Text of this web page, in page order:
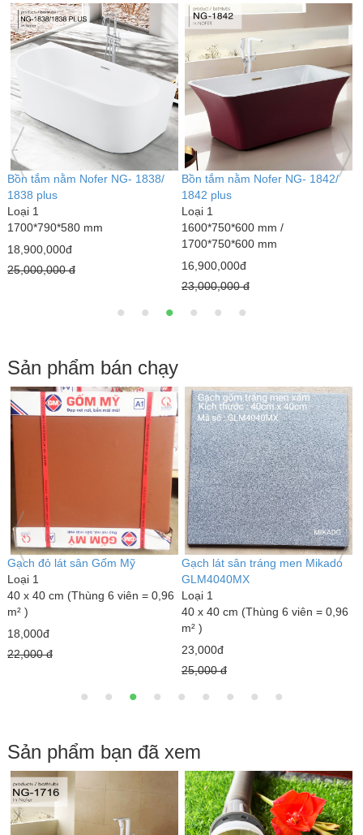
Bồn tắm nằm Nofer NG- 1838/
1838 plus
Loại 1
1700*790*580 mm
18,900,000đ
25,000,000 đ
Bồn tắm nằm Nofer NG- 1842/
1842 plus
Loại 1
1600*750*600 mm /
1700*750*600 mm
16,900,000đ
23,000,000 đ
Sản phẩm bán chạy
Gạch đỏ lát sân Gốm Mỹ
Loại 1
40 x 40 cm (Thùng 6 viên = 0,96
m² )
18,000đ
22,000 đ
Gạch lát sân tráng men Mikado
GLM4040MX
Loại 1
40 x 40 cm (Thùng 6 viên = 0,96
m² )
23,000đ
25,000 đ
Sản phẩm bạn đã xem